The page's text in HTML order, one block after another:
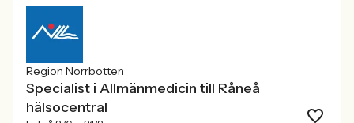
Region Norrbotten
Specialist i Allmänmedicin till Råneå
hälsocentral